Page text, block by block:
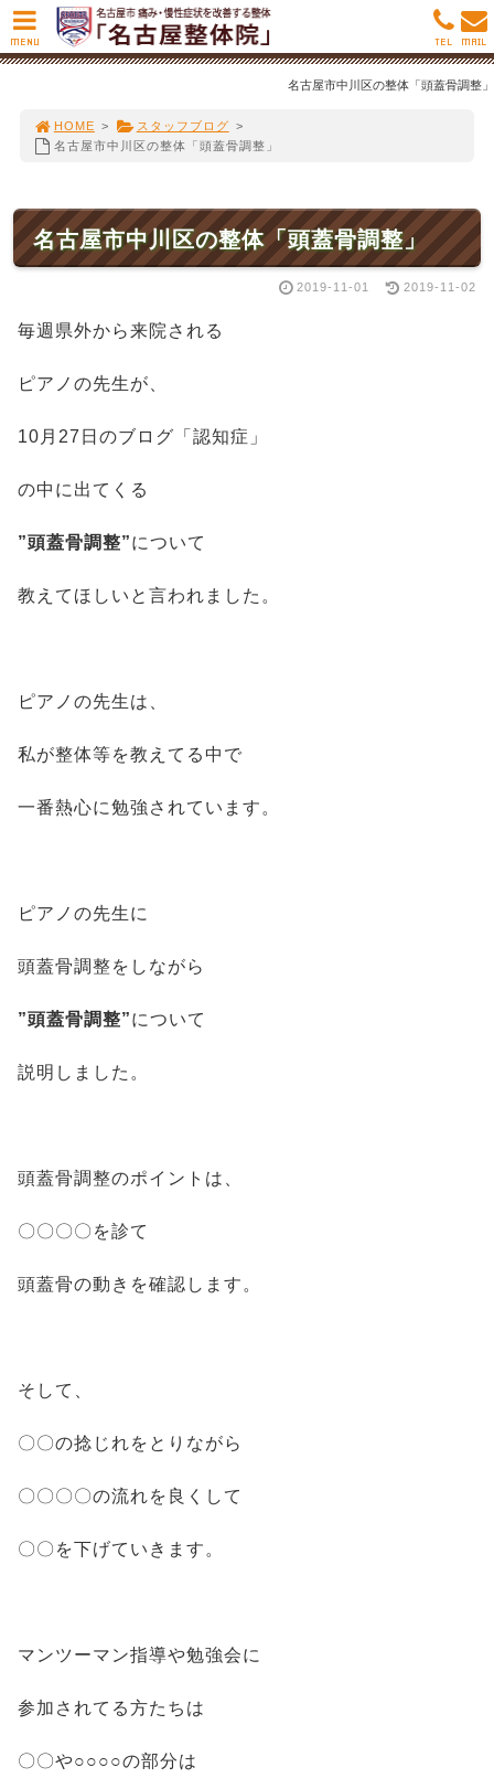
名古屋市中川区の整体「頭蓋骨調整」
HOME > スタッフブログ >
名古屋市中川区の整体「頭蓋骨調整」
名古屋市中川区の整体「頭蓋骨調整」
2019-11-01 2019-11-02
毎週県外から来院される
ピアノの先生が、
10月27日のブログ「認知症」
の中に出てくる
”頭蓋骨調整”について
教えてほしいと言われました。
ピアノの先生は、
私が整体等を教えてる中で
一番熱心に勉強されています。
ピアノの先生に
頭蓋骨調整をしながら
”頭蓋骨調整”について
説明しました。
頭蓋骨調整のポイントは、
〇〇〇〇を診て
頭蓋骨の動きを確認します。
そして、
〇〇の捻じれをとりながら
〇〇〇〇の流れを良くして
〇〇を下げていきます。
マンツーマン指導や勉強会に
参加されてる方たちは
〇〇や○○○○の部分は
MENU MAIL
TEL